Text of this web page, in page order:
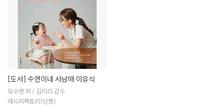
[도서] 수연이네 사남매 이유식
유수연 저 / 김미리 감수
레시피팩토리(단행)